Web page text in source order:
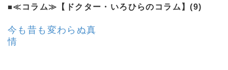
■≪コラム≫【ドクター・いろひらのコラム】(9)
今も昔も変わらぬ真
情